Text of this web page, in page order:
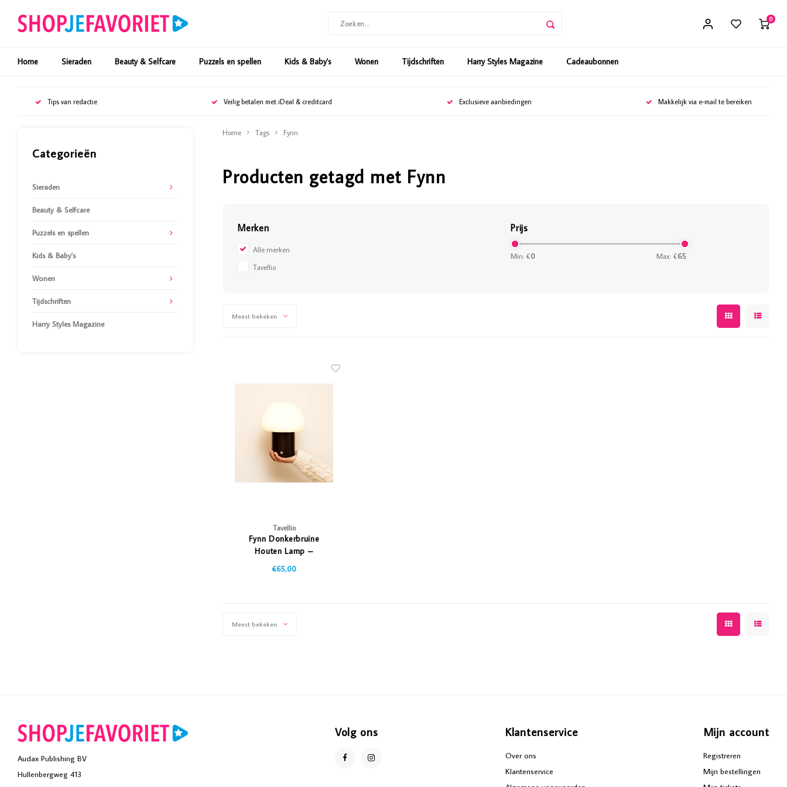
0
Home Sieraden Beauty & Selfcare Puzzels en spellen Kids & Baby's Wonen Tijdschriften Harry Styles Magazine Cadeaubonnen
Tips van redactie Veilig betalen met iDeal & creditcard Exclusieve aanbiedingen Makkelijk via e-mail te bereiken
Categorieën
Sieraden
Beauty & Selfcare
Puzzels en spellen
Kids & Baby's
Wonen
Tijdschriften
Harry Styles Magazine
Home Tags Fynn
Producten getagd met Fynn
Merken
Alle merken
Tavellio
Prijs
Min: €0 Max: €65
Meest bekeken
Tavellio
Fynn Donkerbruine
Houten Lamp –
Oplaadbaar & Dimbaar
Licht
€65,00
Meest bekeken
Audax Publishing BV
Hullenbergweg 413
Volg ons Klantenservice
Over ons
Klantenservice
Mijn account
Registreren
Mijn bestellingen